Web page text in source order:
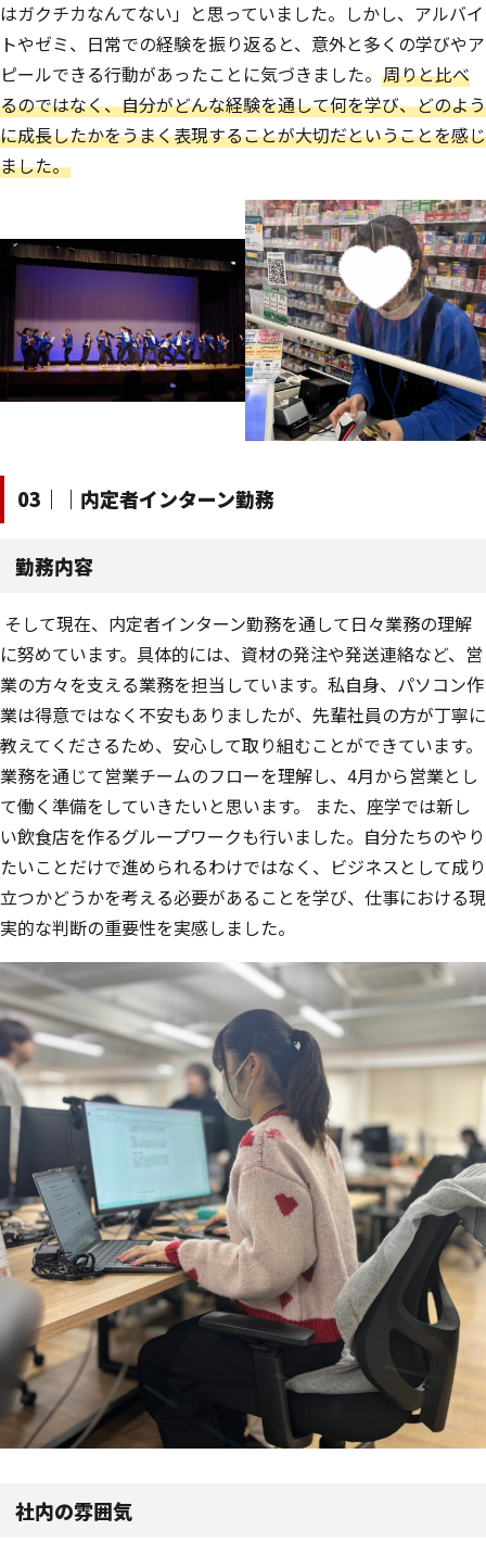
はガクチカなんてない」と思っていました。しかし、アルバイ
トやゼミ、日常での経験を振り返ると、意外と多くの学びやア
ピールできる行動があったことに気づきました。 周りと比べ
るのではなく、自分がどんな経験を通して何を学び、どのよう
に成長したかをうまく表現することが大切だということを感じ
ました。
03｜｜内定者インターン勤務
勤務内容
そして現在、内定者インターン勤務を通して日々業務の理解
に努めています。具体的には、資材の発注や発送連絡など、営
業の方々を支える業務を担当しています。私自身、パソコン作
業は得意ではなく不安もありましたが、先輩社員の方が丁寧に
教えてくださるため、安心して取り組むことができています。
業務を通じて営業チームのフローを理解し、4月から営業とし
て働く準備をしていきたいと思います。 また、座学では新し
い飲食店を作るグループワークも行いました。自分たちのやり
たいことだけで進められるわけではなく、ビジネスとして成り
立つかどうかを考える必要があることを学び、仕事における現
実的な判断の重要性を実感しました。
社内の雰囲気